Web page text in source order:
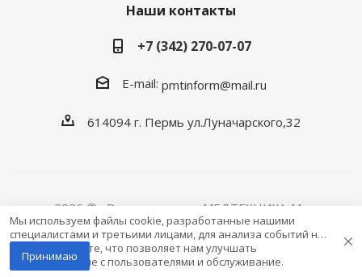
Наши контакты
+7 (342) 270-07-07
E-mail: pmtinform@mail.ru
614094 г. Пермь ул.Луначарского,32
2026 © «Розничная сеть МЕДТЕХНИКА-M»
Мы используем файлы cookie, разработанные нашими
специалистами и третьими лицами, для анализа событий на
нашем веб-сайте, что позволяет нам улучшать
взаимодействие с пользователями и обслуживание.
Принимаю